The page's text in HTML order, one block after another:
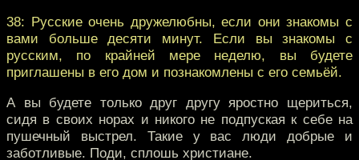
38: Русские очень дружелюбны, если они знакомы с
вами больше десяти минут. Если вы знакомы с
русским, по крайней мере неделю, вы будете
приглашены в его дом и познакомлены с его семьёй.
А вы будете только друг другу яростно щериться,
сидя в своих норах и никого не подпуская к себе на
пушечный выстрел. Такие у вас люди добрые и
заботливые. Поди, сплошь христиане.